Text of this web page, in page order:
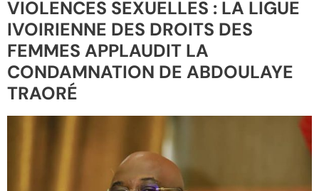
VIOLENCES SEXUELLES : LA LIGUE
IVOIRIENNE DES DROITS DES
FEMMES APPLAUDIT LA
CONDAMNATION DE ABDOULAYE
TRAORÉ